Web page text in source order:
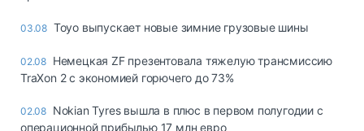
03.08 Toyo выпускает новые зимние грузовые шины
02.08 Немецкая ZF презентовала тяжелую трансмиссию
TraXon 2 с экономией горючего до 73%
02.08 Nokian Tyres вышла в плюс в первом полугодии с
операционной прибылью 17 млн евро